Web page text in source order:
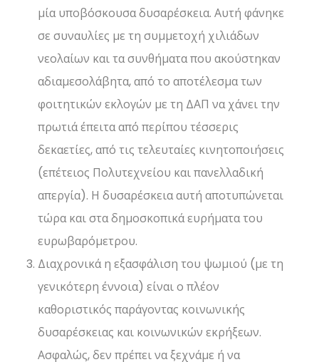
μία υποβόσκουσα δυσαρέσκεια. Αυτή φάνηκε
σε συναυλίες με τη συμμετοχή χιλιάδων
νεολαίων και τα συνθήματα που ακούστηκαν
αδιαμεσολάβητα, από το αποτέλεσμα των
φοιτητικών εκλογών με τη ΔΑΠ να χάνει την
πρωτιά έπειτα από περίπου τέσσερις
δεκαετίες, από τις τελευταίες κινητοποιήσεις
(επέτειος Πολυτεχνείου και πανελλαδική
απεργία). Η δυσαρέσκεια αυτή αποτυπώνεται
τώρα και στα δημοσκοπικά ευρήματα του
ευρωβαρόμετρου.
Διαχρονικά η εξασφάλιση του ψωμιού (με τη
γενικότερη έννοια) είναι ο πλέον
καθοριστικός παράγοντας κοινωνικής
δυσαρέσκειας και κοινωνικών εκρήξεων.
Ασφαλώς, δεν πρέπει να ξεχνάμε ή να